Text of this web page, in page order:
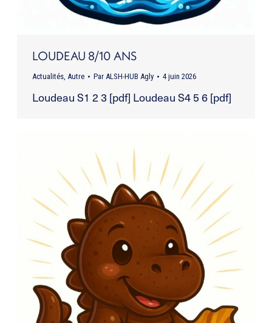
LOUDEAU 8/10 ANS
Actualités, Autre Par ALSH-HUB Agly 4 juin 2026
Loudeau S1 2 3 [pdf] Loudeau S4 5 6 [pdf]